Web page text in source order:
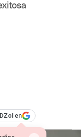
en